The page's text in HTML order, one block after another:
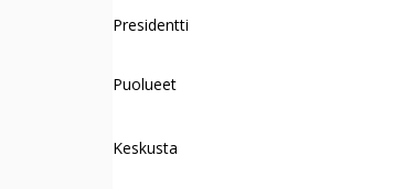
Presidentti
Puolueet
Keskusta